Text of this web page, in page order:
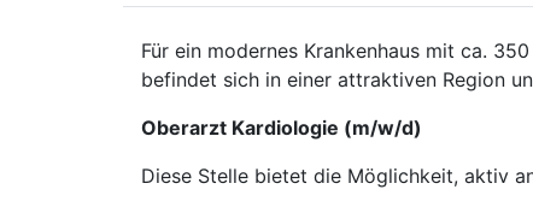
Für ein modernes Krankenhaus mit ca.
befindet sich in einer attraktiven Region
Oberarzt Kardiologie (m/w/d)
Diese Stelle bietet die Möglichkeit, aktiv